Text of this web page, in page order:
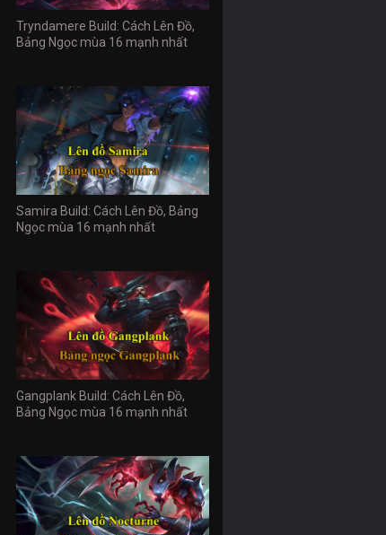
Tryndamere Build: Cách Lên Đồ,
Bảng Ngọc mùa 16 mạnh nhất
Samira Build: Cách Lên Đồ, Bảng
Ngọc mùa 16 mạnh nhất
Gangplank Build: Cách Lên Đồ,
Bảng Ngọc mùa 16 mạnh nhất